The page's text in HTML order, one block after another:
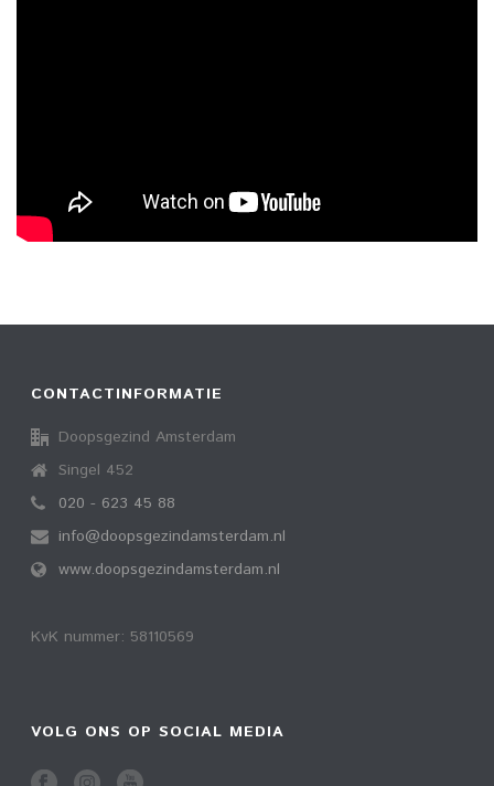
CONTACTINFORMATIE
Doopsgezind Amsterdam
Singel 452
020 - 623 45 88
info@doopsgezindamsterdam.nl
www.doopsgezindamsterdam.nl
KvK nummer: 58110569
VOLG ONS OP SOCIAL MEDIA